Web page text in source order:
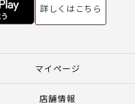
詳しくはこちら
マイページ
店舗情報